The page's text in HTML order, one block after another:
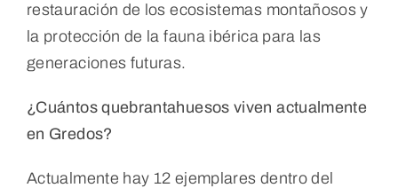
restauración de los ecosistemas montañosos y
la protección de la fauna ibérica para las
generaciones futuras.
¿Cuántos quebrantahuesos viven actualmente
en Gredos?
Actualmente hay 12 ejemplares dentro del